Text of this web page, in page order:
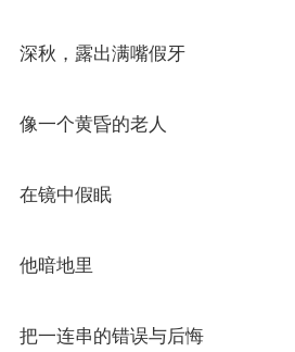
深秋，露出满嘴假牙
像一个黄昏的老人
在镜中假眠
他暗地里
把一连串的错误与后悔